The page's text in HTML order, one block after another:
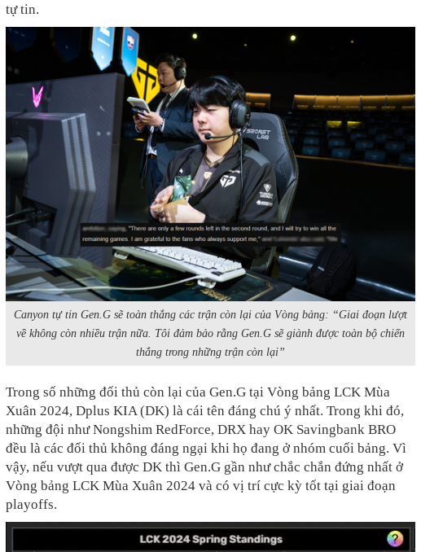
tự tin.
Canyon tự tin Gen.G sẽ toàn thắng các trận còn lại của Vòng bảng: “Giai đoạn lượt
về không còn nhiều trận nữa. Tôi đảm bảo rằng Gen.G sẽ giành được toàn bộ chiến
thắng trong những trận còn lại”
Trong số những đối thủ còn lại của Gen.G tại Vòng bảng LCK Mùa
Xuân 2024, Dplus KIA (DK) là cái tên đáng chú ý nhất. Trong khi đó,
những đội như Nongshim RedForce, DRX hay OK Savingbank BRO
đều là các đối thủ không đáng ngại khi họ đang ở nhóm cuối bảng. Vì
vậy, nếu vượt qua được DK thì Gen.G gần như chắc chắn đứng nhất ở
Vòng bảng LCK Mùa Xuân 2024 và có vị trí cực kỳ tốt tại giai đoạn
playoffs.